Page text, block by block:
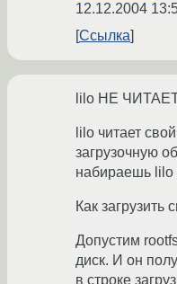
12.12.2004
Ссылка
lilo НЕ
lilo читает
загрузочную
набираешь lilo
Как загрузить
Допустим
диск. И он
в строке